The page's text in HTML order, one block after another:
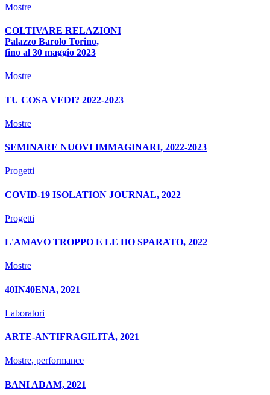
Mostre
COLTIVARE RELAZIONI
Palazzo Barolo Torino,
fino al 30 maggio 2023
Mostre
TU COSA VEDI? 2022-2023
Mostre
SEMINARE NUOVI IMMAGINARI, 2022-2023
Progetti
COVID-19 ISOLATION JOURNAL, 2022
Progetti
L'AMAVO TROPPO E LE HO SPARATO, 2022
Mostre
40IN40ENA, 2021
Laboratori
ARTE-ANTIFRAGILITÀ, 2021
Mostre, performance
BANI ADAM, 2021